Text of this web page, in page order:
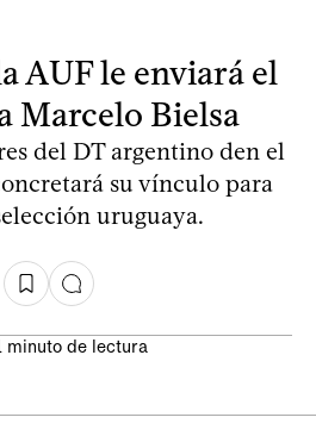
AUF le enviará el
Marcelo Bielsa
del DT argentino den el
su vínculo para
uruguaya.
minuto de lectura